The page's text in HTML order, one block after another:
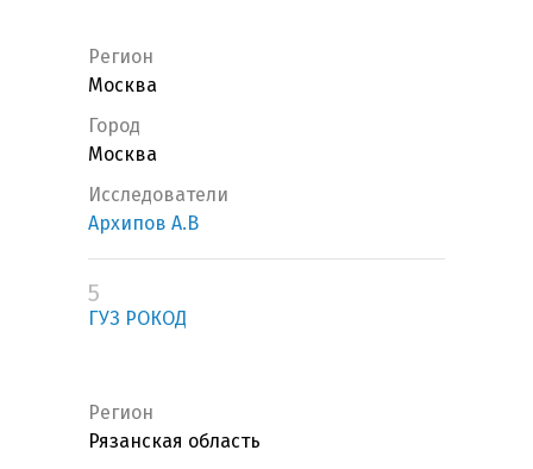
Регион
Москва
Город
Москва
Исследователи
Архипов А.В
5
ГУЗ РОКОД
Регион
Рязанская область